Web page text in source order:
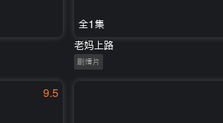
全1集
老妈上路
剧情片
9.5